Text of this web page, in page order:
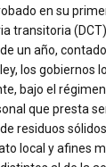
en su
transitoria
un año,
los gobiernos
bajo el
que presta
residuos
local y afines